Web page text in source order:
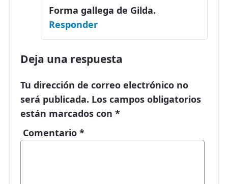
Forma gallega de Gilda.
Responder
Deja una respuesta
Tu dirección de correo electrónico no
será publicada. Los campos obligatorios
están marcados con *
Comentario *